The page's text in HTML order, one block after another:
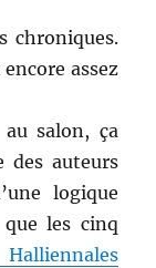
chroniques.
encore assez
salon, ça
des auteurs
logique
les cinq